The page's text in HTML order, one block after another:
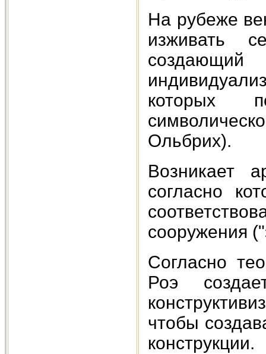
На рубеже
изживать
которых
Ольбрих).
Возникает
согласно
сооружения
Согласно
Роэ
чтобы
конструкции.